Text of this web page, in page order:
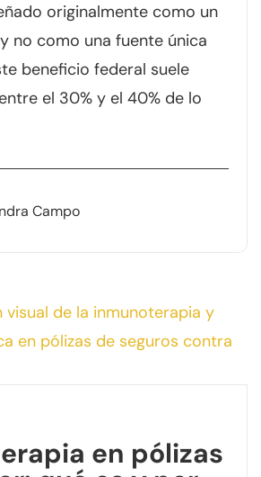
originalmente como un
no como una fuente única
beneficio federal suele
el 30% y el 40% de lo
Campo
en pólizas